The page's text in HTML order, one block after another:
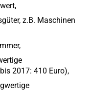
z.B. Maschinen
2017: 410 Euro),